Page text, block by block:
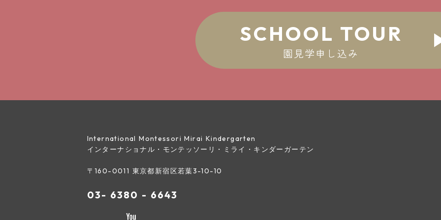
SCHOOL TOUR
園見学申し込み
International Montessori Mirai Kindergarten
インターナショナル・モンテッソーリ・ミライ・キンダーガーテン
〒160-0011 東京都新宿区若葉3-10-10
03- 6380 - 6643